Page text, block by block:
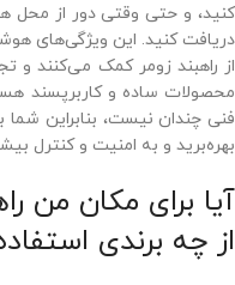
کنید، و حتی وقتی دور از محل
دریافت کنید. این ویژگی‌های
از راهبند زومر کمک می‌کنند و
محصولات ساده و کاربرپسند
فنی چندان نیست، بنابراین شما
بهره‌برید و به امنیت و کنترل
آیا برای مکان من
از چه برندی